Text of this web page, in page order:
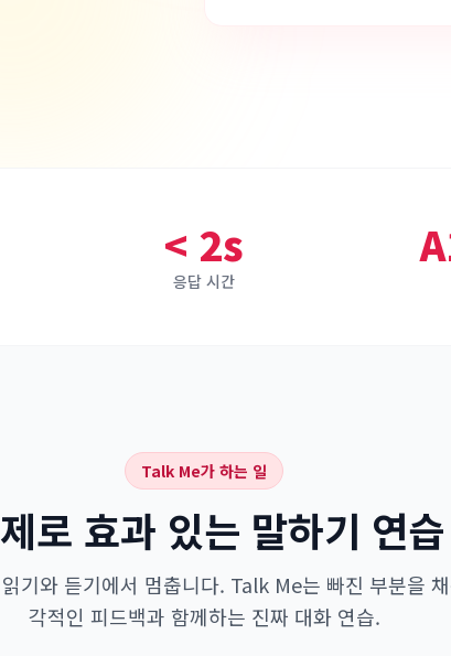
< 2s
응답 시간
Talk Me가 하는 일
로 효과 있는 말하기 연습
기와 듣기에서 멈춥니다. Talk Me는 빠진 부분을
각적인 피드백과 함께하는 진짜 대화 연습.